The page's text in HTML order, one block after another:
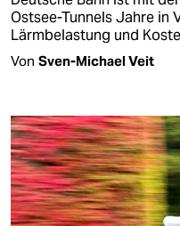
Ostsee-Tunnels Jahre in
Lärmbelastung und
Von Sven-Michael Veit